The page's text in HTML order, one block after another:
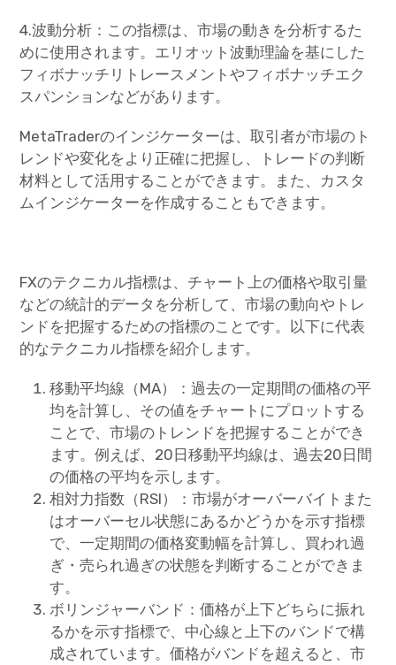
4.波動分析：この指標は、市場の動きを分析するた
めに使用されます。エリオット波動理論を基にした
フィボナッチリトレースメントやフィボナッチエク
スパンションなどがあります。
MetaTraderのインジケーターは、取引者が市場のト
レンドや変化をより正確に把握し、トレードの判断
材料として活用することができます。また、カスタ
ムインジケーターを作成することもできます。
FXのテクニカル指標は、チャート上の価格や取引量
などの統計的データを分析して、市場の動向やトレ
ンドを把握するための指標のことです。以下に代表
的なテクニカル指標を紹介します。
移動平均線（MA）：過去の一定期間の価格の平
均を計算し、その値をチャートにプロットする
ことで、市場のトレンドを把握することができ
ます。例えば、20日移動平均線は、過去20日間
の価格の平均を示します。
相対力指数（RSI）：市場がオーバーバイトまた
はオーバーセル状態にあるかどうかを示す指標
で、一定期間の価格変動幅を計算し、買われ過
ぎ・売られ過ぎの状態を判断することができま
す。
ボリンジャーバンド：価格が上下どちらに振れ
るかを示す指標で、中心線と上下のバンドで構
成されています。価格がバンドを超えると、市